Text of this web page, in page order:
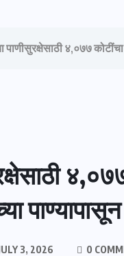
पाणीसुरक्षेसाठी ४,०७७
3, 2026 0